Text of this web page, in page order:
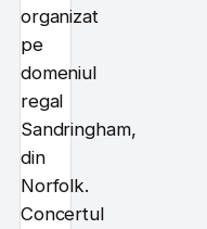
organizat
pe
domeniul
regal
Sandringham,
din
Norfolk.
Concertul